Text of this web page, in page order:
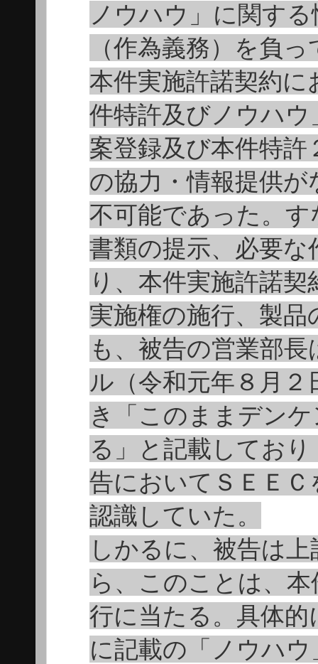
ノウハウ」に関す
（作為義務）を負
本件実施許諾契約
件特許及びノウハ
案登録及び本件特
の協力・情報提供
不可能であった。
書類の提示、必要
り、本件実施許諾
実施権の施行、製
も、被告の営業部
ル（令和元年８月
き「このままデン
る」と記載してお
告においてＳＥＥ
認識していた。
しかるに、被告は
ら、このことは、
行に当たる。具体
に記載の「ノウハ